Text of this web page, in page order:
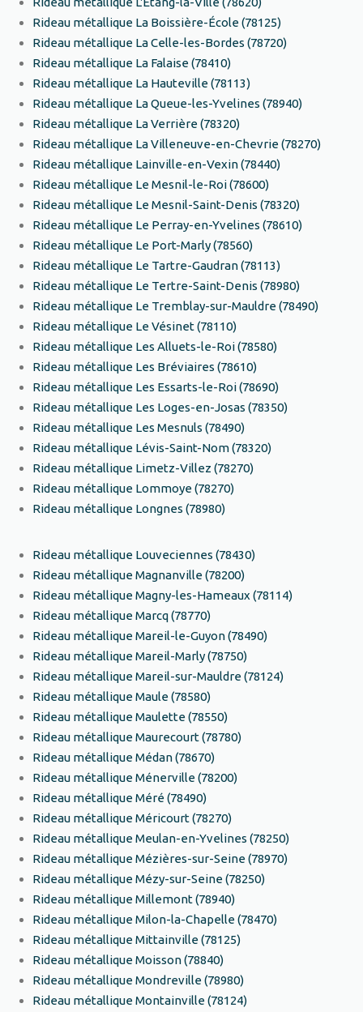
Rideau métallique La Boissière-École (78125)
Rideau métallique La Celle-les-Bordes (78720)
Rideau métallique La Falaise (78410)
Rideau métallique La Hauteville (78113)
Rideau métallique La Queue-les-Yvelines (78940)
Rideau métallique La Verrière (78320)
Rideau métallique La Villeneuve-en-Chevrie (78270)
Rideau métallique Lainville-en-Vexin (78440)
Rideau métallique Le Mesnil-le-Roi (78600)
Rideau métallique Le Mesnil-Saint-Denis (78320)
Rideau métallique Le Perray-en-Yvelines (78610)
Rideau métallique Le Port-Marly (78560)
Rideau métallique Le Tartre-Gaudran (78113)
Rideau métallique Le Tertre-Saint-Denis (78980)
Rideau métallique Le Tremblay-sur-Mauldre (78490)
Rideau métallique Le Vésinet (78110)
Rideau métallique Les Alluets-le-Roi (78580)
Rideau métallique Les Bréviaires (78610)
Rideau métallique Les Essarts-le-Roi (78690)
Rideau métallique Les Loges-en-Josas (78350)
Rideau métallique Les Mesnuls (78490)
Rideau métallique Lévis-Saint-Nom (78320)
Rideau métallique Limetz-Villez (78270)
Rideau métallique Lommoye (78270)
Rideau métallique Longnes (78980)
Rideau métallique Louveciennes (78430)
Rideau métallique Magnanville (78200)
Rideau métallique Magny-les-Hameaux (78114)
Rideau métallique Marcq (78770)
Rideau métallique Mareil-le-Guyon (78490)
Rideau métallique Mareil-Marly (78750)
Rideau métallique Mareil-sur-Mauldre (78124)
Rideau métallique Maule (78580)
Rideau métallique Maulette (78550)
Rideau métallique Maurecourt (78780)
Rideau métallique Médan (78670)
Rideau métallique Ménerville (78200)
Rideau métallique Méré (78490)
Rideau métallique Méricourt (78270)
Rideau métallique Meulan-en-Yvelines (78250)
Rideau métallique Mézières-sur-Seine (78970)
Rideau métallique Mézy-sur-Seine (78250)
Rideau métallique Millemont (78940)
Rideau métallique Milon-la-Chapelle (78470)
Rideau métallique Mittainville (78125)
Rideau métallique Moisson (78840)
Rideau métallique Mondreville (78980)
Rideau métallique Montainville (78124)